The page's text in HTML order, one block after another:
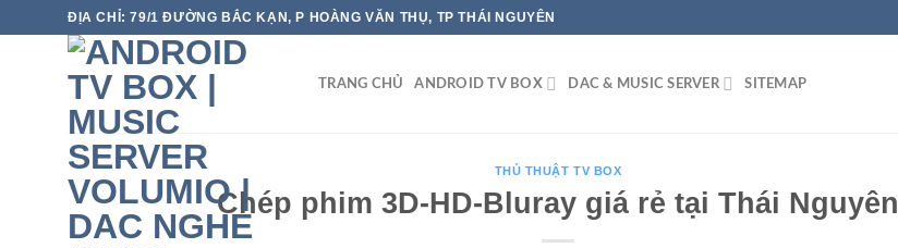
đến
ĐỊA CHỈ: 79/1 ĐƯỜNG BẮC KẠN, P HOÀNG VĂN THỤ, TP THÁI NGUYÊN
TRANG CHỦ ANDROID TV BOX DAC & MUSIC SERVER SITEMAP
THỦ THUẬT TV BOX
Chép phim 3D-HD-Bluray giá rẻ tại Thái Nguyên